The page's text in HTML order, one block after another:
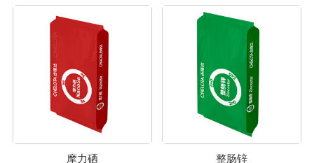
摩力硒 整肠锌